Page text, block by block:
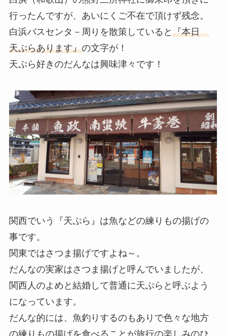
行ったんですが、あいにくご不在で頂けず残念。
白浜バスセンタ－周りを散策していると 『本日
天ぷらあります』の文字が！
天ぷら好きのだんなは興味津々です！
関西でいう『天ぷら』は魚などの練りもの揚げの
事です。
関東ではさつま揚げですよね～。
だんなの実家はさつま揚げと呼んでいましたが、
関西人のよめと結婚して普通に天ぷらと呼ぶよう
になっています。
だんな的には、魚釣りするのもありで色々な地方
の練りもの揚げを食べることが旅行の楽しみのひ